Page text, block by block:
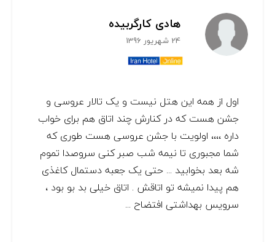
هادی کارگربیده
24 شهریور 1396
اول از همه این هتل نیست و یک تالار عروسی و
جشن هست که در کنارش چند اتاق هم برای خواب
داره ،،،، اولویت با جشن عروسی هست طوری که
شما مجبوری تا نیمه شب صبر کنی سروصدا تموم
شه بعد بخوابید ... حتی یک جعبه دستمال کاغذی
هم پیدا نمیشه تو اتاقش . اتاق خیلی بد بو بود ،
سرویس بهداشتی افتضاح ...